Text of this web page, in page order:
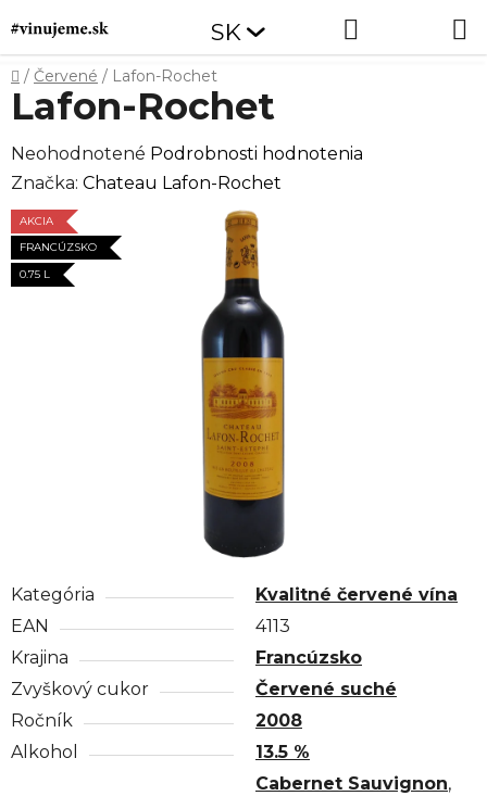
na
obsah
SK
Domov
/ Červené / Lafon-Rochet
Kategória
Kvalitné červené vína
EAN
4113
Krajina
Francúzsko
Zvyškový cukor
Červené suché
Ročník
2008
Alkohol
13.5 %
Cabernet Sauvignon,
Lafon-Rochet
Priemerné
hodnotenie
produktu
je
0,0
Neohodnotené Podrobnosti hodnotenia
Značka: Chateau Lafon-Rochet
AKCIA
FRANCÚZSKO
0.75 L